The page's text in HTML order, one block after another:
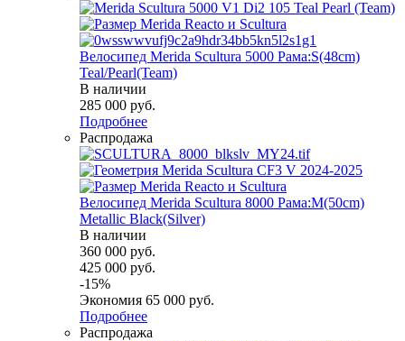
Велосипед Merida Scultura 5000 Рама:S(48cm)
Teal/Pearl(Team)
В наличии
285 000 руб.
Подробнее
Распродажа
Велосипед Merida Scultura 8000 Рама:M(50cm)
Metallic Black(Silver)
В наличии
360 000 руб.
425 000 руб.
-15%
Экономия 65 000 руб.
Подробнее
Распродажа